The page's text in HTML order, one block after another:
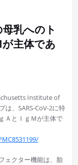
乳へのト
主体であ
Institute of
は、SARS-CoV-2に特
ＡとＩｇＭが主体で
ェクター機能は、胎